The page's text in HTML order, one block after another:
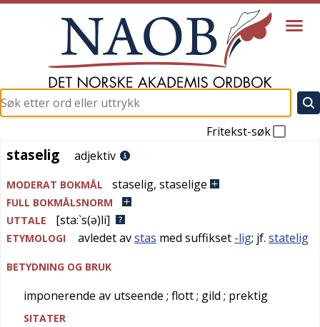
Fritekst-søk
staselig
staselig adjektiv
MODERAT BOKMÅL staselig, staselige
FULL BOKMÅLSNORM
UTTALE
[sta:`s(ə)li]
ETYMOLOGI avledet avstas med suffikset -lig; jf. statelig
BETYDNING OG BRUK
imponerende av utseende ; flott; gild ; prektig
SITATER